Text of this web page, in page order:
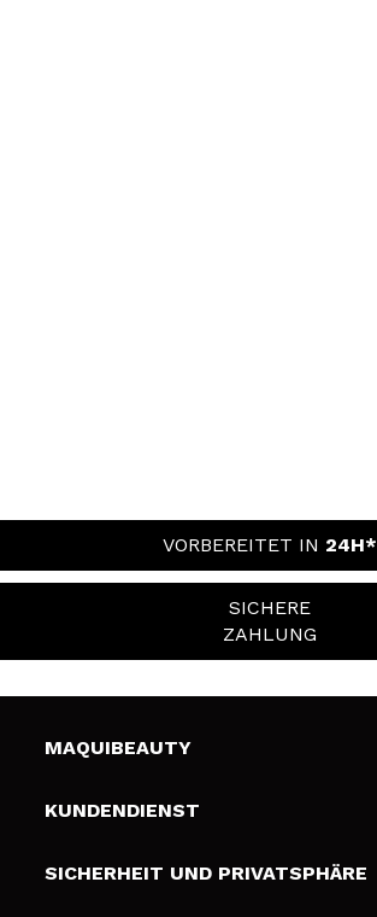
VORBEREITET IN 24H*
SICHERE
ZAHLUNG
MAQUIBEAUTY
Über uns
Geschenkkarten
KUNDENDIENST
Liefer- und Versandkosten
SICHERHEIT UND PRIVATSPHÄRE